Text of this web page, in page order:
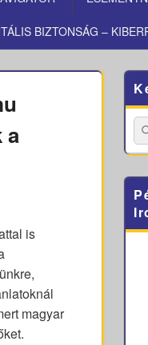
BIZTONSÁG –
a
is
magyar
Area
for: